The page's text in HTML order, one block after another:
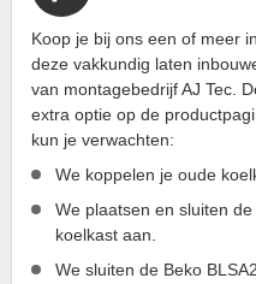
Koop je bij ons een of meer
deze vakkundig laten
van montagebedrijf AJ Tec.
extra optie op de
kun je verwachten:
We koppelen je oude
We plaatsen en sluiten
koelkast aan.
We sluiten de Beko